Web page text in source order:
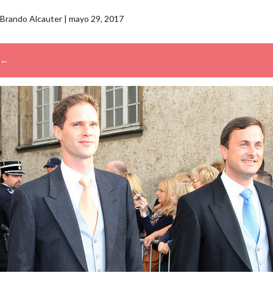
Brando Alcauter | mayo 29, 2017
←
→